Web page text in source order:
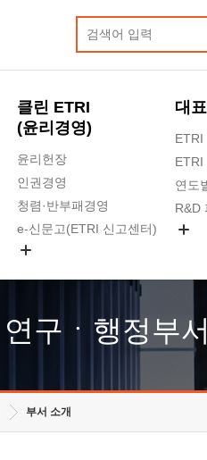
클린 ETRI
(윤리경영)
윤리헌장
인권경영
청렴·반부패경영
e-신문고(ETRI 신고센터)
고객의소리
수의계약 현황
대
ETRI
ETRI
연도
R&D
연구ㆍ행정부서
부서 소개